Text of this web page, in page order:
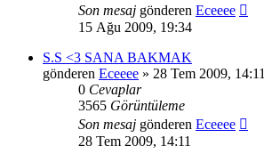
Son mesaj gönderen Eceeee
15 Ağu 2009, 19:34
S.S <3 SANA BAKMAK
gönderen Eceeee » 28 Tem 2009, 14:11
0 Cevaplar
3565 Görüntüleme
Son mesaj gönderen Eceeee
28 Tem 2009, 14:11